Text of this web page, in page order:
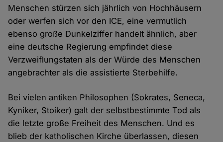
Menschen stürzen sich jährlich von Hochhäusern
oder werfen sich vor den ICE, eine vermutlich
ebenso große Dunkelziffer handelt ähnlich, aber
eine deutsche Regierung empfindet diese
Verzweiflungstaten als der Würde des Menschen
angebrachter als die assistierte Sterbehilfe.
Bei vielen antiken Philosophen (Sokrates, Seneca,
Kyniker, Stoiker) galt der selbstbestimmte Tod als
die letzte große Freiheit des Menschen. Und es
blieb der katholischen Kirche überlassen, diesen